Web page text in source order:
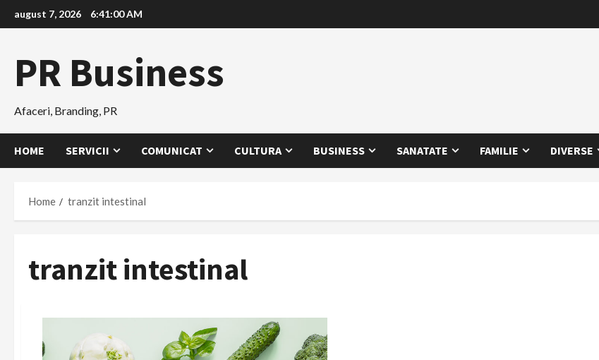
to
august 7, 2026 6:41:00 AM
PR Business
Afaceri, Branding, PR
HOME SERVICII COMUNICAT CULTURA BUSINESS SANATATE FAMILIE DIVERSE
Home tranzit intestinal
tranzit intestinal